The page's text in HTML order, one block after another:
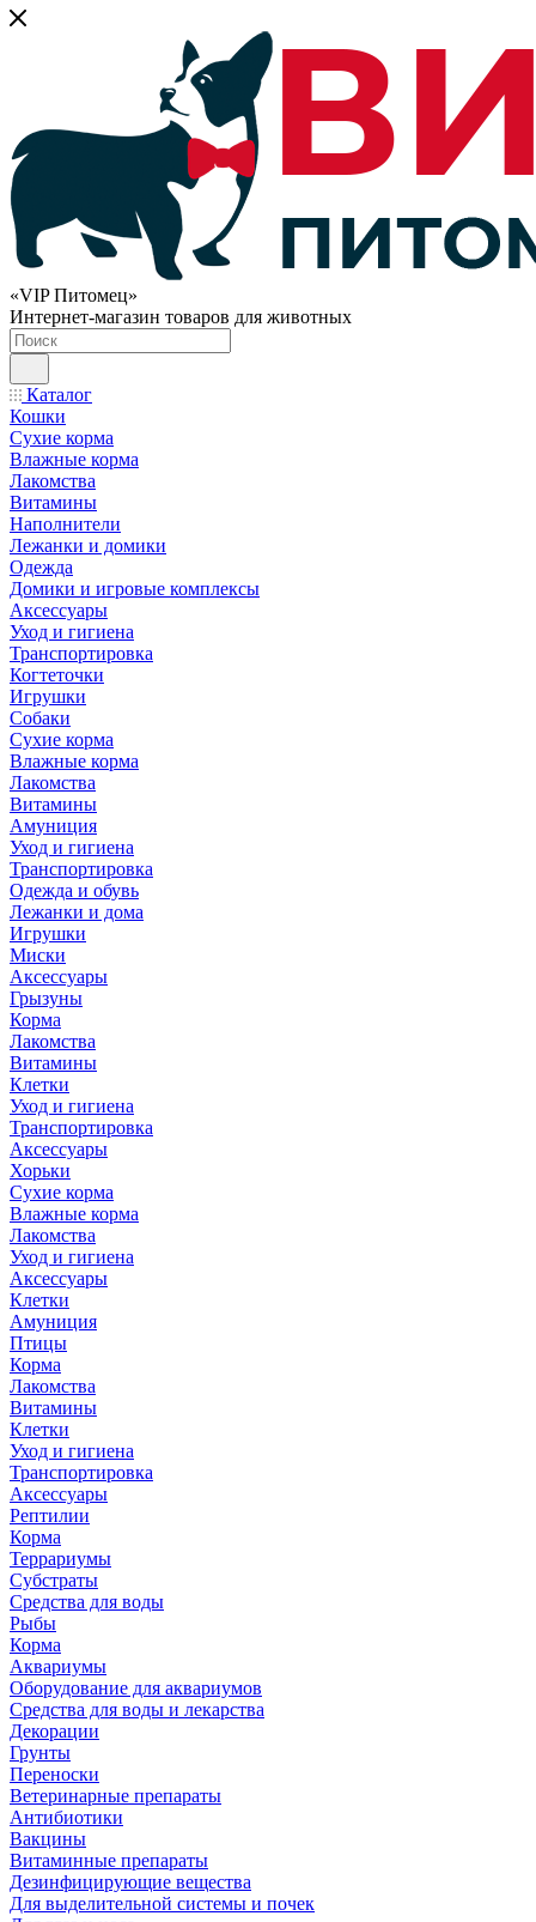
«VIP Питомец»
Интернет-магазин товаров для животных
Каталог
Кошки
Сухие корма
Влажные корма
Лакомства
Витамины
Наполнители
Лежанки и домики
Одежда
Домики и игровые комплексы
Аксессуары
Уход и гигиена
Транспортировка
Когтеточки
Игрушки
Собаки
Сухие корма
Влажные корма
Лакомства
Витамины
Амуниция
Уход и гигиена
Транспортировка
Одежда и обувь
Лежанки и дома
Игрушки
Миски
Аксессуары
Грызуны
Корма
Лакомства
Витамины
Клетки
Уход и гигиена
Транспортировка
Аксессуары
Хорьки
Сухие корма
Влажные корма
Лакомства
Уход и гигиена
Аксессуары
Клетки
Амуниция
Птицы
Корма
Лакомства
Витамины
Клетки
Уход и гигиена
Транспортировка
Аксессуары
Рептилии
Корма
Террариумы
Субстраты
Средства для воды
Рыбы
Корма
Аквариумы
Оборудование для аквариумов
Средства для воды и лекарства
Декорации
Грунты
Переноски
Ветеринарные препараты
Антибиотики
Вакцины
Витаминные препараты
Дезинфицирующие вещества
Для выделительной системы и почек